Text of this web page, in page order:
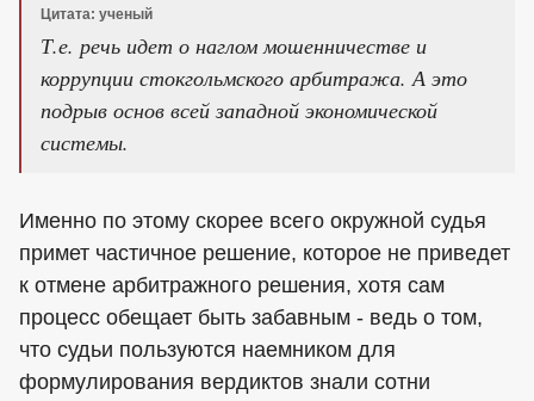
Цитата: ученый
Т.е. речь идет о наглом мошенничестве и
коррупции стокгольмского арбитража. А это
подрыв основ всей западной экономической
системы.
Именно по этому скорее всего окружной судья
примет частичное решение, которое не приведет
к отмене арбитражного решения, хотя сам
процесс обещает быть забавным - ведь о том,
что судьи пользуются наемником для
формулирования вердиктов знали сотни